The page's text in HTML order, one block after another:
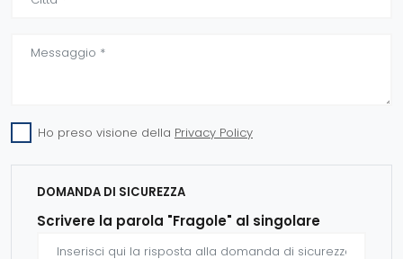
Ho preso visione della Privacy Policy
DOMANDA DI SICUREZZA
Scrivere la parola "Fragole" al singolare